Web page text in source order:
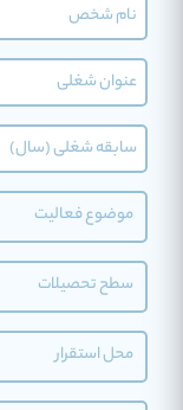
موضوع فعالیت
سطح تحصیلات
محل استقرار